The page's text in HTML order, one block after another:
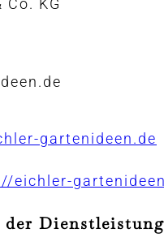
KG
gartenideen.de
eichler-
der Dienstleistung